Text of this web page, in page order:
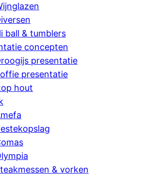
ball & tumblers
concepten
presentatie
presentatie
hout
& vorken